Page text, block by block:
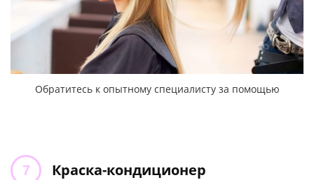
Обратитесь к опытному специалисту за помощью
Краска-кондиционер